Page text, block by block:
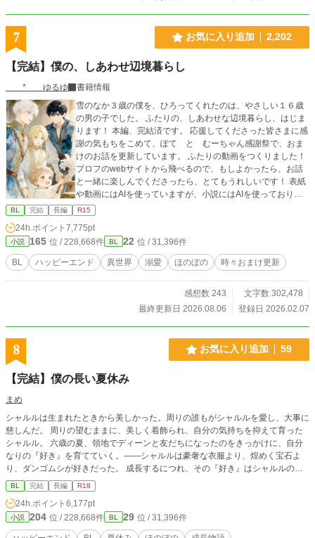
7 お気に入り追加 2,202
【完結】僕の、しあわせ辺境暮らし
* ゆるゆ
書籍情報
雪のなか３歳の僕を、ひろってくれたのは、やさしい１６歳
の男の子でした。 ふたりの、しあわせな辺境暮らし、はじま
ります！ 本編、完結済です。 応援してくださった皆さまに感
謝の気もちをこめて、ぽて と むーちゃん感謝祭で、おま
けのお話を更新しています。 ふたりの動画をつくりました！
プロフのwebサイトから飛べるので、もしよかったら、お話
と一緒に楽しんでくださったら、とてもうれしいです！ 表紙
や動画にはAIを使っていますが、小説にはAIを使っておりま
せん 皆さまの応援のおかげで『もふもふ獣人に転生したら、
最愛の推しに溺愛されています』書籍化、心から、ありがと
うございます！
BL 完結 長編 R15
24h.ポイント 7,775pt
小説 165 位 / 228,668件 BL 22 位 / 31,396件
BL ハッピーエンド 異世界 溺愛 ほのぼの 時々おまけ更新
感想数 243
文字数 302,478
最終更新日 2026.08.06
登録日 2026.02.07
8 お気に入り追加 59
【完結】僕の長い夏休み
まめ
シャルルは生まれたときから美しかった。周りの誰もがシャルルを愛し、大事に
慈しんだ。 周りの望むままに、美しく着飾られ、自分の気持ちを抑えて育った
シャルル。 六歳の夏、領地でディーンと友だちになったのをきっかけに、自分
なりの『好き』を育てていく。——シャルルは豪奢な衣服より、煌めく宝石よ
り、ダンゴムシが好きだった。 成長するにつれ、その『好き』はシャルルの世
界を広げ、自分の足で未来を選ぶ勇気を育てていく。そして、その隣には——
シャルルがゆっくり成長していく、ほのぼのしたお話です。 虫の話が入る話
は、副題に虫の名前を入れています。ご注意ください。 恋愛要素やエロ描写は
終盤までありません。 ディーン（達観しすぎな攻め）✕シャルル（世間知ら
ずな美少年） 全23話
BL 完結 長編 R18
24h.ポイント 6,177pt
小説 204 位 / 228,668件 BL 29 位 / 31,396件